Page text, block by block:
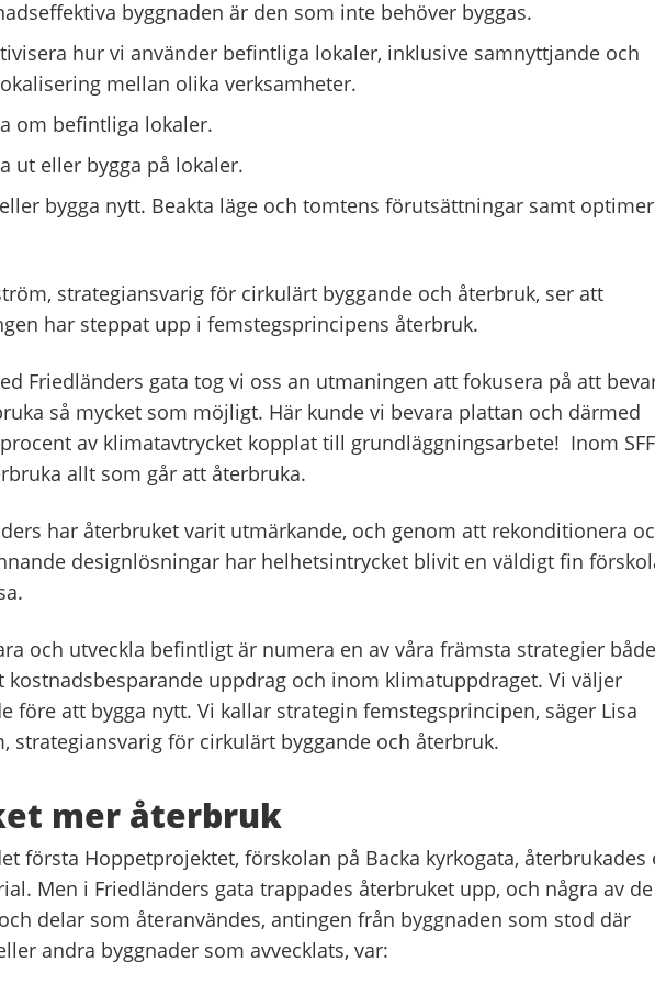
byggnaden är den som inte behöver byggas.
hur vi använder befintliga lokaler, inklusive samnyttjande och
mellan olika verksamheter.
om befintliga lokaler.
ut eller bygga på lokaler.
bygga nytt. Beakta läge och tomtens förutsättningar samt
strategiansvarig för cirkulärt byggande och återbruk, ser att
har steppat upp i femstegsprincipens återbruk.
Friedländers gata tog vi oss an utmaningen att fokusera på att
så mycket som möjligt. Här kunde vi bevara plattan och därmed
av klimatavtrycket kopplat till grundläggningsarbete! Inom SFF
allt som går att återbruka.
har återbruket varit utmärkande, och genom att rekonditionera
designlösningar har helhetsintrycket blivit en väldigt fin
och utveckla befintligt är numera en av våra främsta strategier både
kostnadsbesparande uppdrag och inom klimatuppdraget. Vi väljer
före att bygga nytt. Vi kallar strategin femstegsprincipen, säger Lisa
strategiansvarig för cirkulärt byggande och återbruk.
mer återbruk
första Hoppetprojektet, förskolan på Backa kyrkogata, återbrukades
Men i Friedländers gata trappades återbruket upp, och några av de
delar som återanvändes, antingen från byggnaden som stod där
andra byggnader som avvecklats, var: